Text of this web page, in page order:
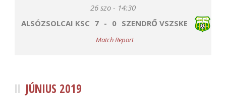
26 szo - 14:30
ALSÓZSOLCAI KSC 7 - 0 SZENDRŐ VSZSKE
Match Report
JÚNIUS 2019